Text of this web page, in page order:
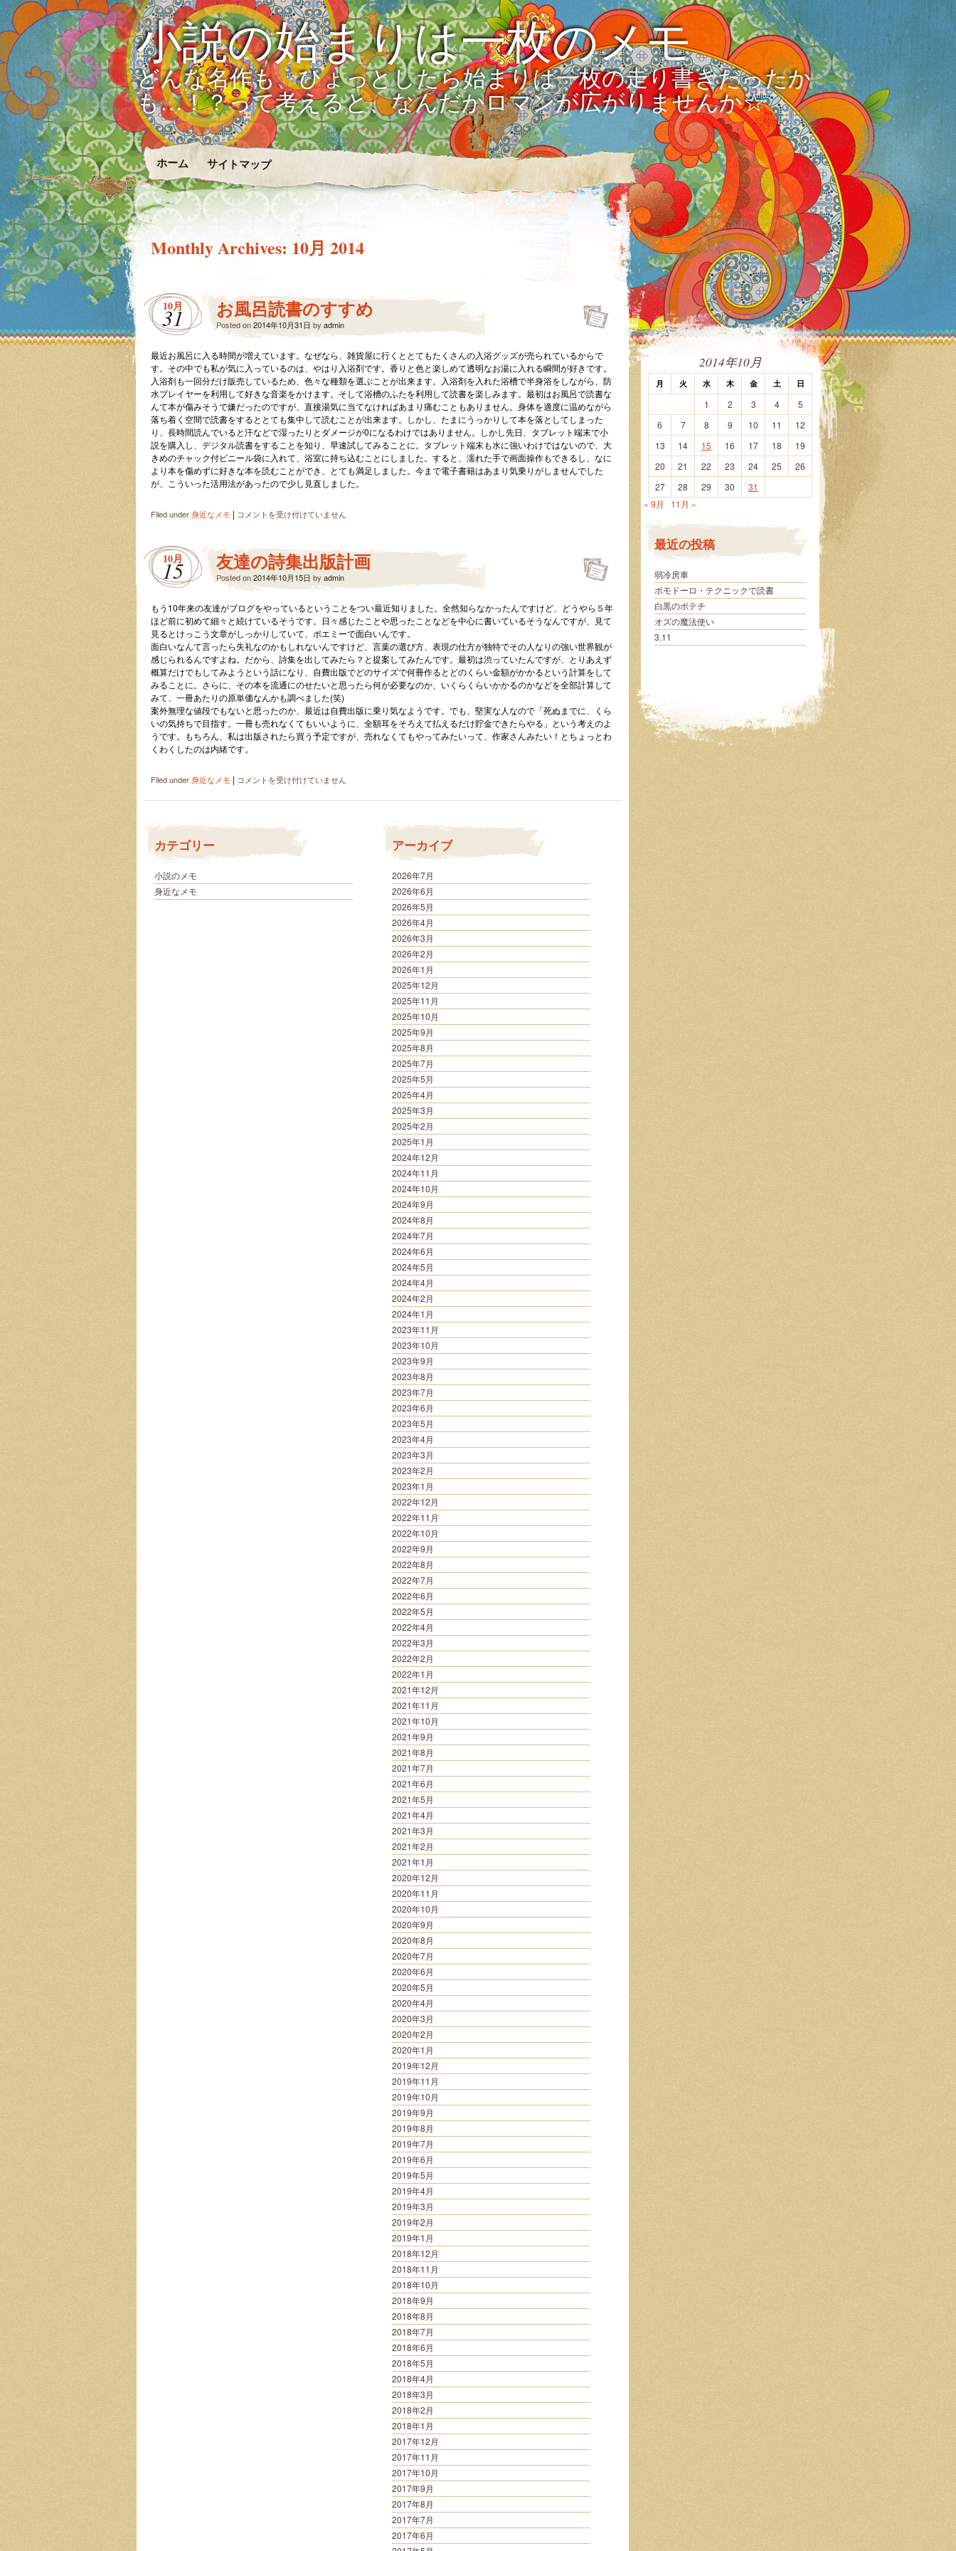
小説の始まりは一枚のメモ
どんな名作も、ひょっとしたら始まりは一枚の走り書きだったか
も…！？って考えると、なんだかロマンが広がりませんか☆
ホーム サイトマップ
Monthly Archives: 10月 2014
10月
31 お風呂読書のすすめ
Posted on2014年10月31日 by admin
最近お風呂に入る時間が増えています。なぜなら、雑貨屋に行くととてもたくさんの入浴グッズが売られているからで
す。その中でも私が気に入っているのは、やはり入浴剤です。香りと色と楽しめて透明なお湯に入れる瞬間が好きです。
入浴剤も一回分だけ販売しているため、色々な種類を選ぶことが出来ます。入浴剤を入れた浴槽で半身浴をしながら、防
水プレイヤーを利用して好きな音楽をかけます。そして浴槽のふたを利用して読書を楽しみます。最初はお風呂で読書な
んて本が傷みそうで嫌だったのですが、直接湯気に当てなければあまり痛むこともありません。身体を適度に温めながら
落ち着く空間で読書をするととても集中して読むことが出来ます。しかし、たまにうっかりして本を落としてしまった
り、長時間読んでいると汗などで湿ったりとダメージが0になるわけではありません。しかし先日、タブレット端末で小
説を購入し、デジタル読書をすることを知り、早速試してみることに。タブレット端末も水に強いわけではないので、大
きめのチャック付ビニール袋に入れて、浴室に持ち込むことにしました。すると、濡れた手で画面操作もできるし、なに
より本を傷めずに好きな本を読むことができ、とても満足しました。今まで電子書籍はあまり気乗りがしませんでした
が、こういった活用法があったので少し見直しました。
Filed under身近なメモ | お
読
書
の
す
す
め
は
コメントを受け付けていません
10月
15 友達の詩集出版計画
Posted on2014年10月15日 by admin
もう10年来の友達がブログをやっているということをつい最近知りました。全然知らなかったんですけど、どうやら５年
ほど前に初めて細々と続けているそうです。日々感じたことや思ったことなどを中心に書いているそうなんですが、見て
見るとけっこう文章がしっかりしていて、ポエミーで面白いんです。
面白いなんて言ったら失礼なのかもしれないんですけど、言葉の選び方、表現の仕方が独特でその人なりの強い世界観が
感じられるんですよね。だから、詩集を出してみたら？と提案してみたんです。最初は渋っていたんですが、とりあえず
概算だけでもしてみようという話になり、自費出版でどのサイズで何冊作るとどのくらい金額がかかるという計算をして
みることに。さらに、その本を流通にのせたいと思ったら何が必要なのか、いくらくらいかかるのかなどを全部計算して
みて、一冊あたりの原単価なんかも調べました(笑)
案外無理な値段でもないと思ったのか、最近は自費出版に乗り気なようです。でも、堅実な人なので「死ぬまでに、くら
いの気持ちで目指す。一冊も売れなくてもいいように、全額耳をそろえて払えるだけ貯金できたらやる」という考えのよ
うです。もちろん、私は出版されたら買う予定ですが、売れなくてもやってみたいって、作家さんみたい！とちょっとわ
くわくしたのは内緒です。
Filed under身近なメモ | 友
の
集
版
画
コメントを受け付けていません
カテゴリー
小説のメモ
身近なメモ
アーカイブ
2026年7月
2026年6月
2026年5月
2026年4月
2026年3月
2026年2月
2026年1月
2025年12月
2025年11月
2025年10月
2025年9月
2025年8月
2025年7月
2025年5月
2025年4月
2025年3月
2025年2月
2025年1月
2024年12月
2024年11月
2024年10月
2024年9月
2024年8月
2024年7月
2024年6月
2024年5月
2024年4月
2024年2月
2024年1月
2023年11月
2023年10月
2023年9月
2023年8月
2023年7月
2023年6月
2023年5月
2023年4月
2023年3月
2023年2月
2023年1月
2022年12月
2022年11月
2022年10月
2022年9月
2022年8月
2022年7月
2022年6月
2022年5月
2022年4月
2022年3月
2022年2月
2022年1月
2021年12月
2021年11月
2021年10月
2021年9月
2021年8月
2021年7月
2021年6月
2021年5月
2021年4月
2021年3月
2021年2月
2021年1月
2020年12月
2020年11月
2020年10月
2020年9月
2020年8月
2020年7月
2020年6月
2020年5月
2020年4月
2020年3月
2020年2月
2020年1月
2019年12月
2019年11月
2019年10月
2019年9月
2019年8月
2019年7月
2019年6月
2019年5月
2019年4月
2019年3月
2019年2月
2019年1月
2018年12月
2018年11月
2018年10月
2018年9月
2018年8月
2018年7月
2018年6月
2018年5月
2018年4月
2018年3月
2018年2月
2018年1月
2017年12月
2017年11月
2017年10月
2017年9月
2017年8月
2017年7月
2017年6月
2014年10月
月 火 水 木 金 土 日
1 2 3 4
5
6
7 8 9 10 11
12
13
14 15 16 17 18
19
20
21 22 23 24 25
26
27
28 29 30
31
« 9月
11月 »
最近の投稿
弱冷房車
ポモドーロ・テクニックで読書
白黒のポテチ
オズの魔法使い
3.11